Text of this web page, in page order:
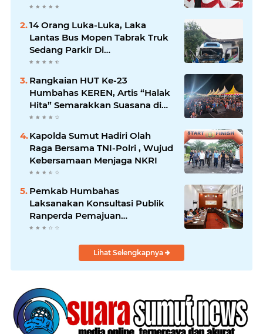
14 Orang Luka-Luka, Laka
Lantas Bus Mopen Tabrak Truk
Sedang Parkir Di
Siborongborong
Rangkaian HUT Ke-23
Humbahas KEREN, Artis “Halak
Hita” Semarakkan Suasana di
Bukit Inspirasi
Kapolda Sumut Hadiri Olah
Raga Bersama TNI-Polri , Wujud
Kebersamaan Menjaga NKRI
Pemkab Humbahas
Laksanakan Konsultasi Publik
Ranperda Pemajuan
Kebudayaan Daerah
Lihat Selengkapnya